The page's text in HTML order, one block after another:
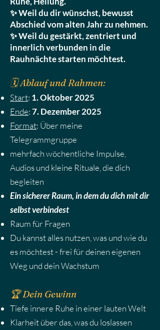
✨ Weil du dir wünschst, bewusst
Abschied vom alten Jahr zu nehmen.
✨ Weil du gestärkt, zentriert und
innerlich verbunden in die
Rauhnächte starten möchtest.
🗓️ Ablauf und Rahmen:
Start: 1. Oktober 2025
Ende:7. Dezember 2025
Format: Über meine
Telegrammgruppe
mehrfach wöchentliche Impulse,
Audios und kleine Rituale, die dich
begleiten
Ein sicherer Raum, in dem du dich mit dir
selbst verbindest
Raum für Fragen
Du kannstalles nutzen, was und wie du
es möchtest - frei für deinen eigenen
Weg und dein Wachstum
🏆 Dein Gewinn
Tiefe innere Ruhe in einer lauten Welt
Klarheit über das, was du loslassen